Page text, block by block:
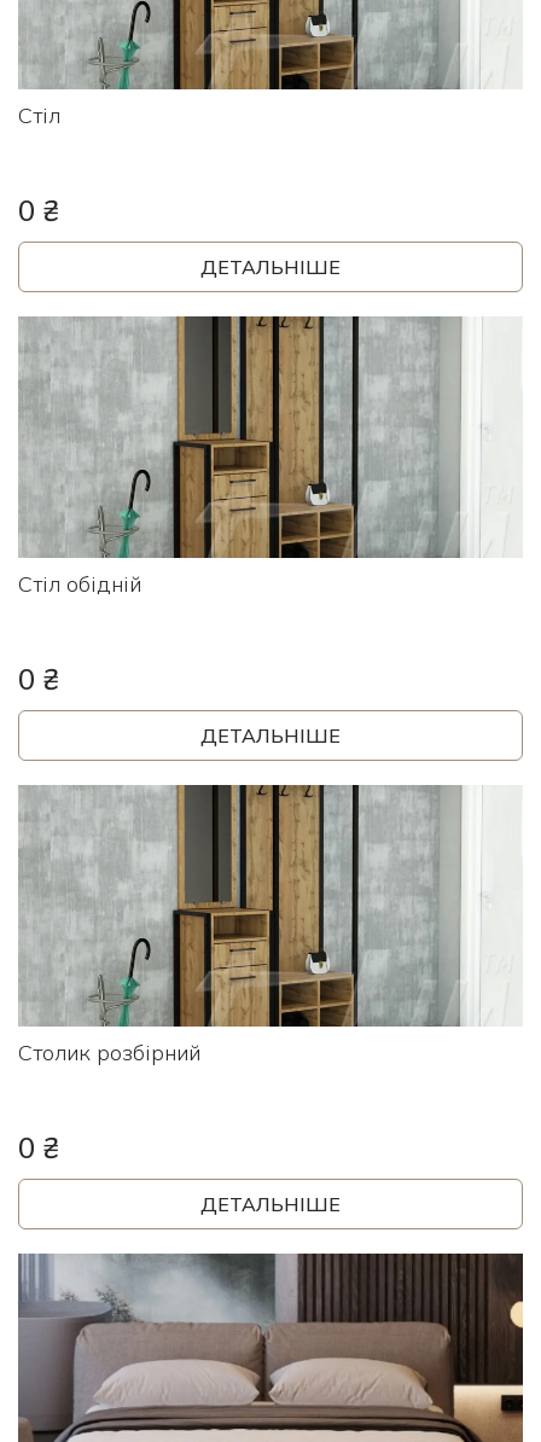
Стіл
0 ₴
ДЕТАЛЬНІШЕ
Стіл обідній
0 ₴
ДЕТАЛЬНІШЕ
Столик розбірний
0 ₴
ДЕТАЛЬНІШЕ